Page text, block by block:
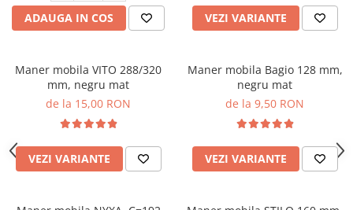
ADAUGA IN COS VEZI VARIANTE
Maner mobila VITO 288/320
mm, negru mat
de la 15,00 RON
VEZI VARIANTE
Maner mobila Bagio 128 mm,
negru mat
de la 9,50 RON
VEZI VARIANTE